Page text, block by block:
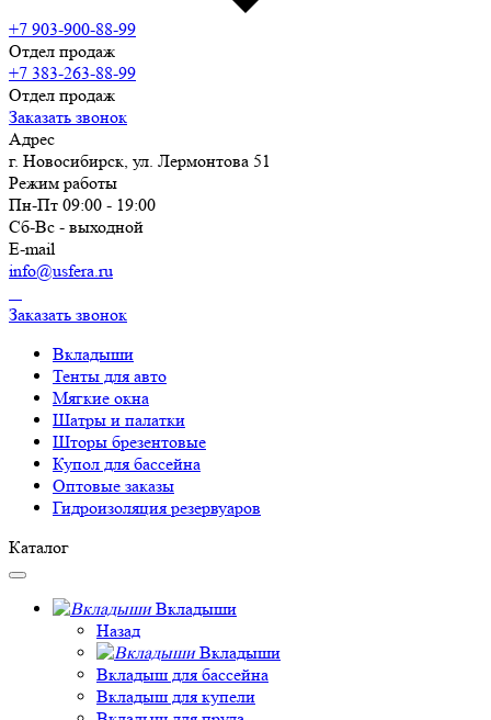
+7 903-900-88-99
Отдел продаж
+7 383-263-88-99
Отдел продаж
Заказать звонок
Адрес
г. Новосибирск, ул. Лермонтова 51
Режим работы
Пн-Пт 09:00 - 19:00
Сб-Вс - выходной
E-mail
info@usfera.ru
Заказать звонок
Вкладыши
Тенты для авто
Мягкие окна
Шатры и палатки
Шторы брезентовые
Купол для бассейна
Оптовые заказы
Гидроизоляция резервуаров
Каталог
Вкладыши
Назад
Вкладыши
Вкладыш для бассейна
Вкладыш для купели